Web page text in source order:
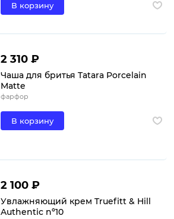
В корзину
2 310 ₽
Чаша для бритья Tatara Porcelain
Matte
фарфор
В корзину
2 100 ₽
Увлажняющий крем Truefitt & Hill
Authentic nº10